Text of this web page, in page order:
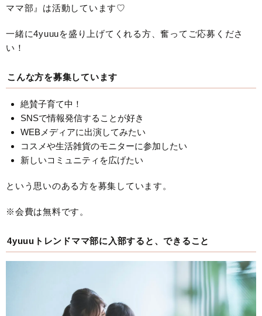
ママ部』は活動しています♡
一緒に4yuuuを盛り上げてくれる方、奮ってご応募くださ
い！
こんな方を募集しています
絶賛子育て中！
SNSで情報発信することが好き
WEBメディアに出演してみたい
コスメや生活雑貨のモニターに参加したい
新しいコミュニティを広げたい
という思いのある方を募集しています。
※会費は無料です。
4yuuuトレンドママ部に入部すると、できること